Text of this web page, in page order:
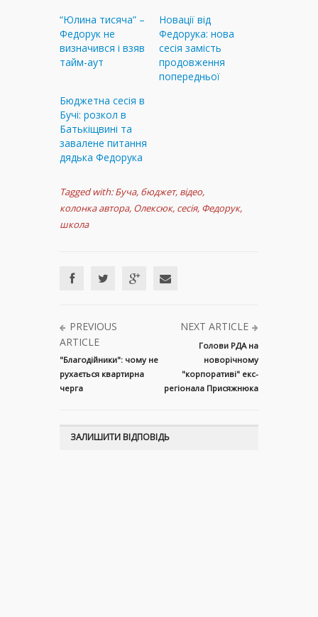
“Юлина тисяча” –
Федорук не
визначився і взяв
тайм-аут
Новації від
Федорука: нова
сесія замість
продовження
попередньої
Бюджетна сесія в
Бучі: розкол в
Батькіщвині та
завалене питання
дядька Федорука
Tagged with: Буча, бюджет, відео,
колонка автора, Олексюк, сесія, Федорук,
школа
PREVIOUS
ARTICLE
"Благодійники": чому не
рухається квартирна
черга
NEXT ARTICLE
Голови РДА на
новорічному
"корпоративі" екс-
регіонала Присяжнюка
ЗАЛИШИТИ ВІДПОВІДЬ